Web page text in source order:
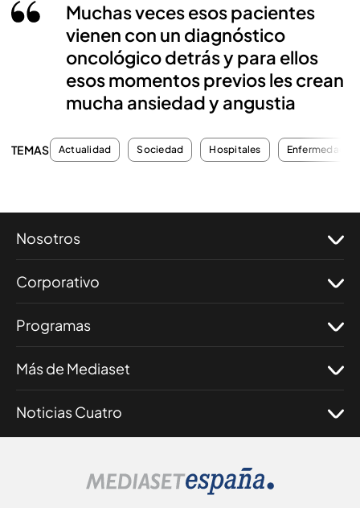
Muchas veces esos pacientes
vienen con un diagnóstico
oncológico detrás y para ellos
esos momentos previos les crean
mucha ansiedad y angustia
TEMAS Actualidad Sociedad Hospitales Enfermedades
Nosotros
Corporativo
Programas
Más de Mediaset
Noticias Cuatro